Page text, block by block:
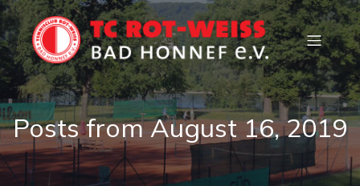
Posts from August 16, 2019